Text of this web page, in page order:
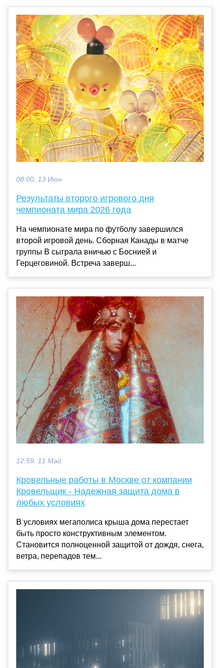
08:00, 13 Июн
Результаты второго игрового дня
чемпионата мира 2026 года
На чемпионате мира по футболу завершился
второй игровой день. Сборная Канады в матче
группы B сыграла вничью с Боснией и
Герцеговиной. Встреча заверш...
12:59, 11 Май
Кровельные работы в Москве от компании
Кровельщик - Надежная защита дома в
любых условиях
В условиях мегаполиса крыша дома перестает
быть просто конструктивным элементом.
Становится полноценной защитой от дождя, снега,
ветра, перепадов тем...